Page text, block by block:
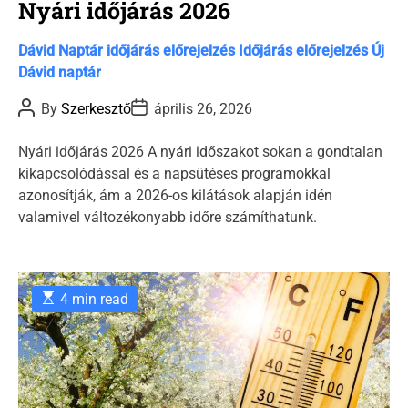
Nyári időjárás 2026
C
a
e
o
r
i
e
Dávid Naptár időjárás előrejelzés Időjárás előrejelzés Új
Dávid naptár
P
o
t
A
u
t
h
o
By SzerkesztőP
o
t
D
a
t
e
április 26, 2026
Nyári időjárás 2026 A nyári időszakot sokan a gondtalan
kikapcsolódással és a napsütéses programokkal
azonosítják, ám a 2026-os kilátások alapján idén
valamivel változékonyabb időre számíthatunk.
E
s
t
i
m
a
t
e
4 min read